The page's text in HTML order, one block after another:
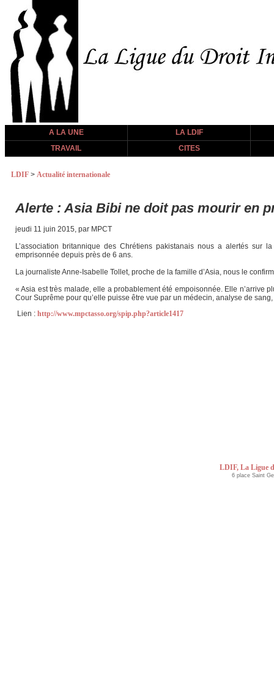
A LA UNE
LA LDIF
TRAVAIL
CITES
LDIF > Actualité internationale
Alerte : Asia Bibi ne doit pas mourir en
jeudi 11 juin 2015, par MPCT
L’association britannique des Chrétiens pakistanais nous a alertés sur
emprisonnée depuis près de 6 ans.
La journaliste Anne-Isabelle Tollet, proche de la famille d’Asia, nous le
« Asia est très malade, elle a probablement été empoisonnée. Elle
Cour Suprême pour qu’elle puisse être vue par un médecin, analyse de
Lien : http://www.mpctasso.org/spip.php?article1417
LDIF, La Ligue
6 place Saint